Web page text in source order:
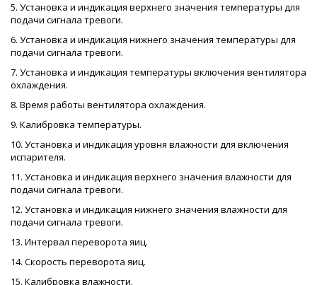
5. Установка и индикация верхнего значения температуры для
подачи сигнала тревоги.
6. Установка и индикация нижнего значения температуры для
подачи сигнала тревоги.
7. Установка и индикация температуры включения вентилятора
охлаждения.
8. Время работы вентилятора охлаждения.
9. Калибровка температуры.
10. Установка и индикация уровня влажности для включения
испарителя.
11. Установка и индикация верхнего значения влажности для
подачи сигнала тревоги.
12. Установка и индикация нижнего значения влажности для
подачи сигнала тревоги.
13. Интервал переворота яиц.
14. Скорость переворота яиц.
15. Калибровка влажности.